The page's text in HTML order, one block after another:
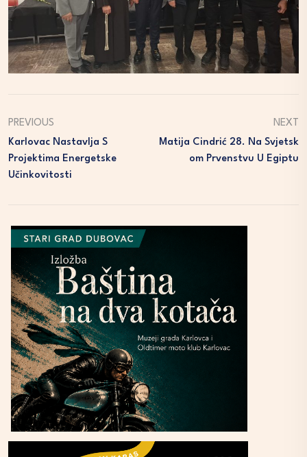
PREVIOUS
Karlovac Nastavlja S
Projektima Energetske
Učinkovitosti
NEXT
Matija Cindrić 28. Na Svjetsk
Om Prvenstvu U Egiptu